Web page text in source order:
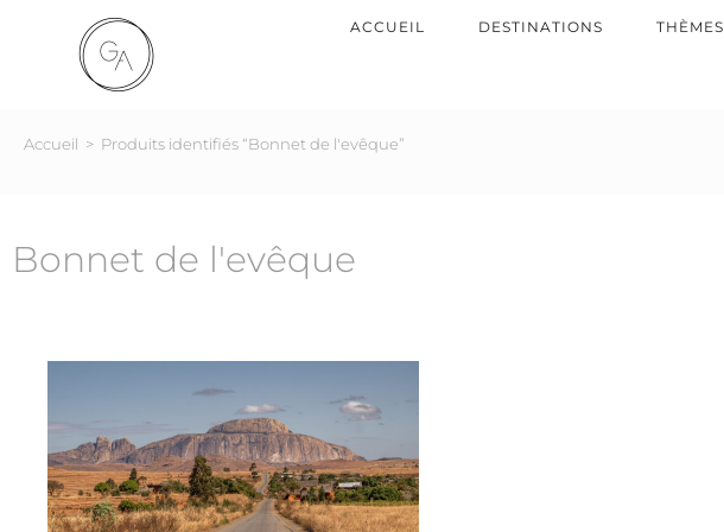
ACCUEIL DESTINATIONS THÈMES
Accueil > Produits identifiés “Bonnet de l'evêque”
Bonnet de l'evêque